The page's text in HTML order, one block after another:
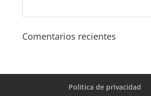
Comentarios recientes
Politica de privacidad